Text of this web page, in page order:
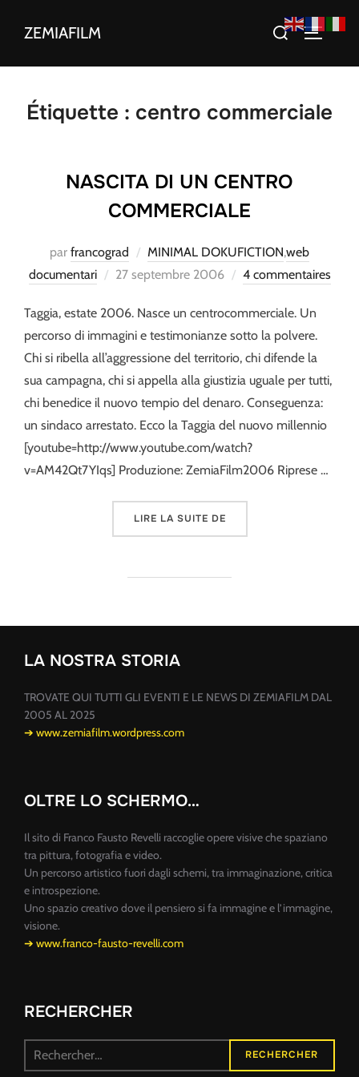
ZEMIAFILM Rechercher :
Étiquette : centro commerciale
NASCITA DI UN CENTRO
COMMERCIALE
par francograd MINIMAL DOKUFICTION,web
documentari
Publié
27 septembre 2006 4 commentaires
Taggia, estate 2006. Nasce un centrocommerciale. Un
percorso di immagini e testimonianze sotto la polvere.
Chi si ribella all’aggressione del territorio, chi difende la
sua campagna, chi si appella alla giustizia uguale per tutti,
chi benedice il nuovo tempio del denaro. Conseguenza:
un sindaco arrestato. Ecco la Taggia del nuovo millennio
[youtube=http://www.youtube.com/watch?
v=AM42Qt7YIqs] Produzione: ZemiaFilm2006 Riprese …
LIRE LA SUITE DE« NASCITA DI UN
LA NOSTRA STORIA
TROVATE QUI TUTTI GLI EVENTI E LE NEWS DI ZEMIAFILM DAL
2005 AL 2025
➔ www.zemiafilm.wordpress.com
OLTRE LO SCHERMO…
Il sito di Franco Fausto Revelli raccoglie opere visive che spaziano
tra pittura, fotografia e video.
Un percorso artistico fuori dagli schemi, tra immaginazione, critica
e introspezione.
Uno spazio creativo dove il pensiero si fa immagine e l’immagine,
visione.
➔ www.franco-fausto-revelli.com
RECHERCHER
Recherche
RECHERCHER